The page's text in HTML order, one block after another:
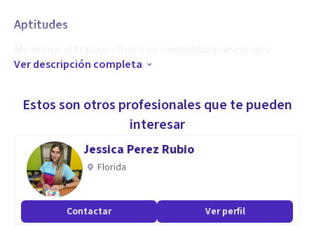
Aptitudes
online.
Ver descripción completa
Estos son otros profesionales que te pueden
interesar
Jessica Perez Rubio
Florida
Contactar Ver perfil